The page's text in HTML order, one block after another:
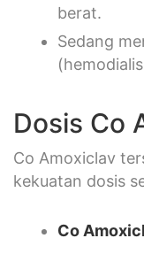
berat.
Sedang
Dosis Co
Co Amoxiclav
kekuatan dosis
Co